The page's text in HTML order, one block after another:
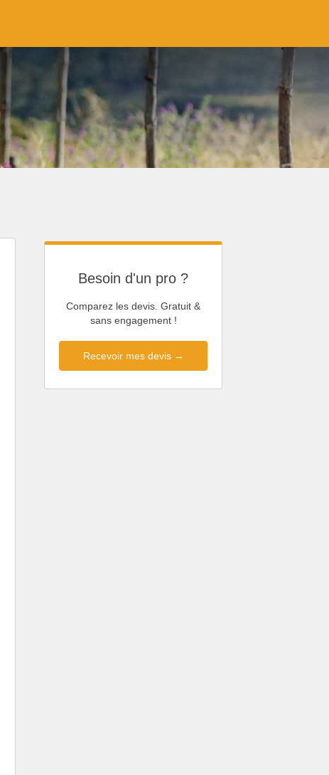
Besoin d'un pro ?
Comparez les devis. Gratuit &
sans engagement !
Recevoir mes devis →